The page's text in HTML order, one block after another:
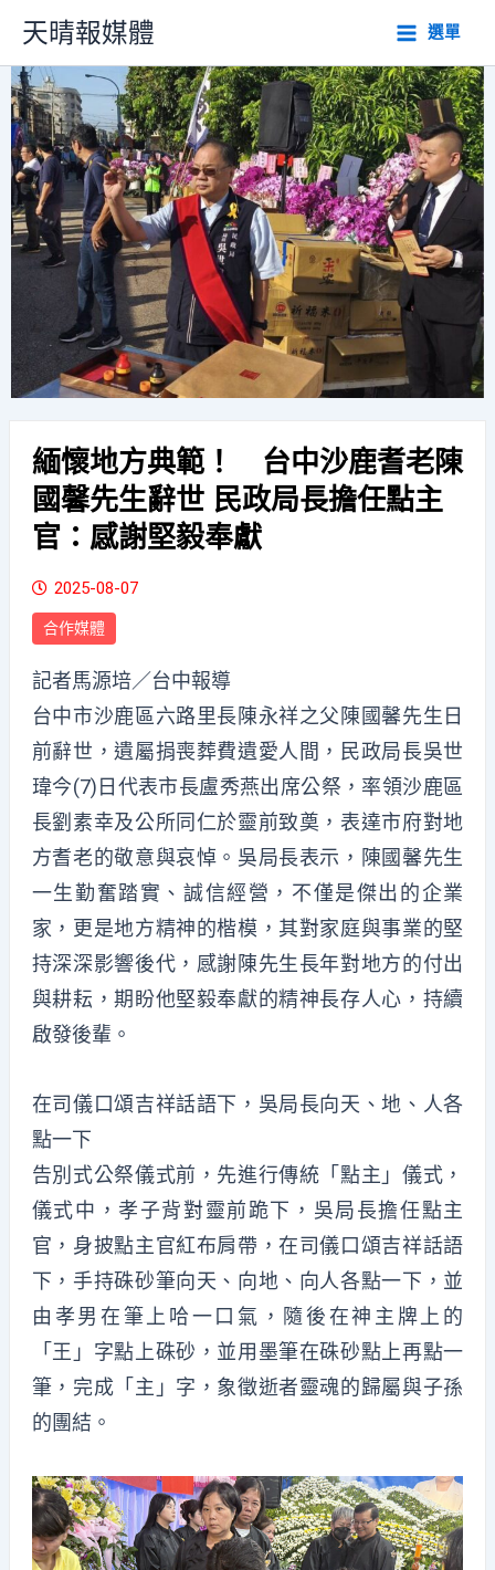
主
要
內
容
天晴報媒體 選單
緬懷地方典範！ 台中沙鹿耆老陳
國馨先生辭世 民政局長擔任點主
官：感謝堅毅奉獻
2025-08-07
合作媒體
記者馬源培／台中報導
台中市沙鹿區六路里長陳永祥之父陳國馨先生日
前辭世，遺屬捐喪葬費遺愛人間，民政局長吳世
瑋今(7)日代表市長盧秀燕出席公祭，率領沙鹿區
長劉素幸及公所同仁於靈前致奠，表達市府對地
方耆老的敬意與哀悼。吳局長表示，陳國馨先生
一生勤奮踏實、誠信經營，不僅是傑出的企業
家，更是地方精神的楷模，其對家庭與事業的堅
持深深影響後代，感謝陳先生長年對地方的付出
與耕耘，期盼他堅毅奉獻的精神長存人心，持續
啟發後輩。
在司儀口頌吉祥話語下，吳局長向天、地、人各
點一下
告別式公祭儀式前，先進行傳統「點主」儀式，
儀式中，孝子背對靈前跪下，吳局長擔任點主
官，身披點主官紅布肩帶，在司儀口頌吉祥話語
下，手持硃砂筆向天、向地、向人各點一下，並
由孝男在筆上哈一口氣，隨後在神主牌上的
「王」字點上硃砂，並用墨筆在硃砂點上再點一
筆，完成「主」字，象徵逝者靈魂的歸屬與子孫
的團結。